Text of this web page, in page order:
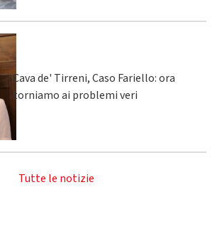
Cava de' Tirreni, Caso Fariello: ora
torniamo ai problemi veri
Tutte le notizie